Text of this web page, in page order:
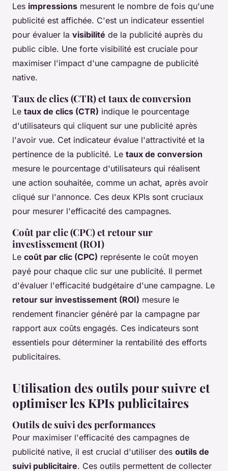
Les impressions mesurent le nombre de fois qu'une
publicité est affichée. C'est un indicateur essentiel
pour évaluer la visibilité de la publicité auprès du
public cible. Une forte visibilité est cruciale pour
maximiser l'impact d'une campagne de publicité
native.
Taux de clics (CTR) et taux de conversion
Le taux de clics (CTR) indique le pourcentage
d'utilisateurs qui cliquent sur une publicité après
l'avoir vue. Cet indicateur évalue l'attractivité et la
pertinence de la publicité. Le taux de conversion
mesure le pourcentage d'utilisateurs qui réalisent
une action souhaitée, comme un achat, après avoir
cliqué sur l'annonce. Ces deux KPIs sont cruciaux
pour mesurer l'efficacité des campagnes.
Coût par clic (CPC) et retour sur
investissement (ROI)
Le coût par clic (CPC) représente le coût moyen
payé pour chaque clic sur une publicité. Il permet
d'évaluer l'efficacité budgétaire d'une campagne. Le
retour sur investissement (ROI) mesure le
rendement financier généré par la campagne par
rapport aux coûts engagés. Ces indicateurs sont
essentiels pour déterminer la rentabilité des efforts
publicitaires.
Utilisation des outils pour suivre et
optimiser les KPIs publicitaires
Outils de suivi des performances
Pour maximiser l'efficacité des campagnes de
publicité native, il est crucial d'utiliser des outils de
suivi publicitaire. Ces outils permettent de collecter